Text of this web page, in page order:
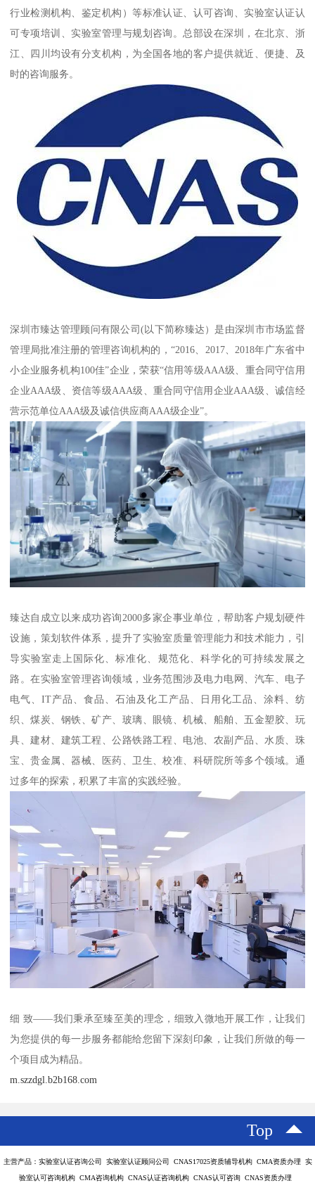
行业检测机构、鉴定机构）等标准认证、认可咨询、实验室认证认
可专项培训、实验室管理与规划咨询。总部设在深圳，在北京、浙
江、四川均设有分支机构，为全国各地的客户提供就近、便捷、及
时的咨询服务。
深圳市臻达管理顾问有限公司(以下简称臻达）是由深圳市市场监督
管理局批准注册的管理咨询机构的，“2016、2017、2018年广东省中
小企业服务机构100佳”企业，荣获“信用等级AAA级、重合同守信用
企业AAA级、资信等级AAA级、重合同守信用企业AAA级、诚信经
营示范单位AAA级及诚信供应商AAA级企业”。
臻达自成立以来成功咨询2000多家企事业单位，帮助客户规划硬件
设施，策划软件体系，提升了实验室质量管理能力和技术能力，引
导实验室走上国际化、标准化、规范化、科学化的可持续发展之
路。在实验室管理咨询领域，业务范围涉及电力电网、汽车、电子
电气、IT产品、食品、石油及化工产品、日用化工品、涂料、纺
织、煤炭、钢铁、矿产、玻璃、眼镜、机械、船舶、五金塑胶、玩
具、建材、建筑工程、公路铁路工程、电池、农副产品、水质、珠
宝、贵金属、器械、医药、卫生、校准、科研院所等多个领域。通
过多年的探索，积累了丰富的实践经验。
细 致——我们秉承至臻至美的理念，细致入微地开展工作，让我们
为您提供的每一步服务都能给您留下深刻印象，让我们所做的每一
个项目成为精品。
m.szzdgl.b2b168.com
Top
主营产品：实验室认证咨询公司 实验室认证顾问公司 CNAS17025资质辅导机构 CMA资质办理 实
验室认可咨询机构 CMA咨询机构 CNAS认证咨询机构 CNAS认可咨询 CNAS资质办理